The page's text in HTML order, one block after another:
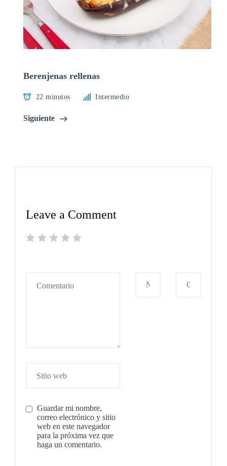
Berenjenas rellenas
22 minutos Intermedio
Siguiente
Leave a Comment
Guardar mi nombre,
correo electrónico y sitio
web en este navegador
para la próxima vez que
haga un comentario.